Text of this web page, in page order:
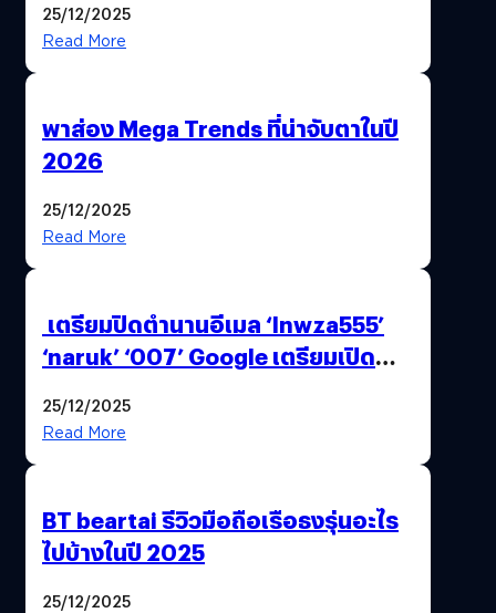
25/12/2025
Read More
พาส่อง Mega Trends ที่น่าจับตาในปี
2026
25/12/2025
Read More
เตรียมปิดตำนานอีเมล ‘lnwza555’
‘naruk’ ‘007’ Google เตรียมเปิด
25/12/2025
Read More
BT beartai รีวิวมือถือเรือธงรุ่นอะไร
ไปบ้างในปี 2025
25/12/2025